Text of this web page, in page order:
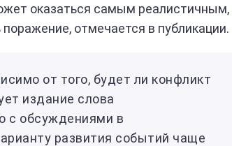
оказаться самым реалистичным,
отмечается в публикации.
от того, будет ли конфликт
издание слова
с обсуждениями в
развития событий чаще